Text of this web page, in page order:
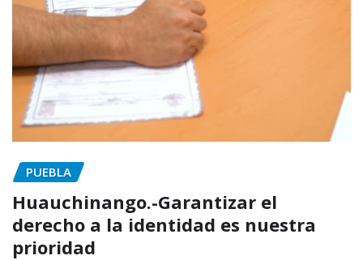
PUEBLA
Huauchinango.-Garantizar el
derecho a la identidad es nuestra
prioridad